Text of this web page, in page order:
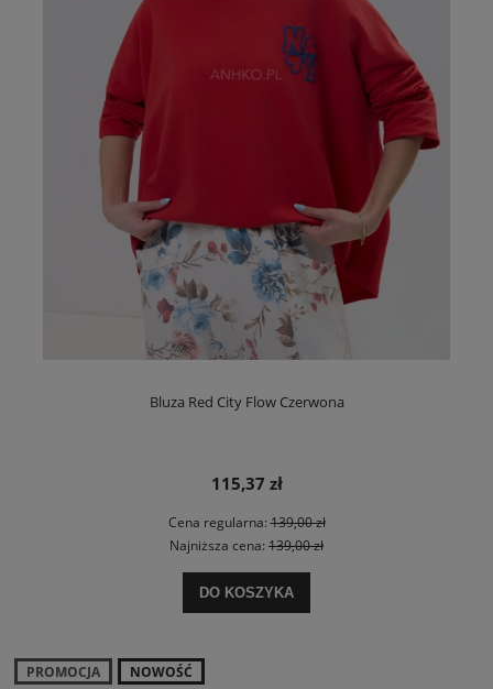
Bluza Red City Flow Czerwona
115,37 zł
Cena regularna:139,00 zł
Najniższa cena: 139,00 zł
DO KOSZYKA
PROMOCJA NOWOŚĆ